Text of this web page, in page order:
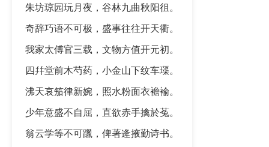
朱坊琼园玩月夜，谷林九曲秋阳徂。
奇辞巧语不可极，盛事往往开天衢。
我家太傅官三载，文物方值开元初。
四幷堂前木芍药，小金山下纹车璖。
沸天哀笳律新婉，照水粉面衣襜褕。
少年意盛不自屈，直欲赤手擒於菟。
翁云学等不可躐，俾著逄掖勤诗书。